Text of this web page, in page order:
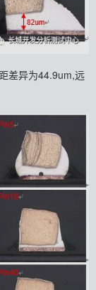
差异为44.9um,远